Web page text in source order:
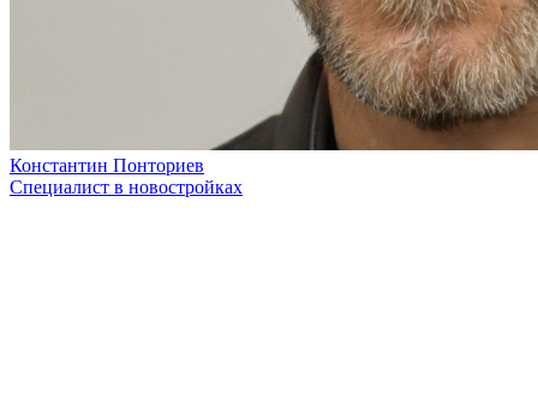
Константин Понториев
Специалист в новостройках